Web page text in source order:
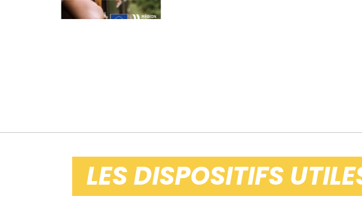
LES DISPOSITIFS